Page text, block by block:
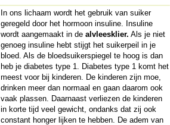
In ons lichaam wordt het gebruik van suiker
geregeld door het hormoon insuline. Insuline
wordt aangemaakt in de alvleesklier. Als je niet
genoeg insuline hebt stijgt het suikerpeil in je
bloed. Als de bloedsuikerspiegel te hoog is dan
heb je diabetes type 1. Diabetes type 1 komt het
meest voor bij kinderen. De kinderen zijn moe,
drinken meer dan normaal en gaan daarom ook
vaak plassen. Daarnaast verliezen de kinderen
in korte tijd veel gewicht, ondanks dat zij ook
constant honger lijken te hebben. De adem van